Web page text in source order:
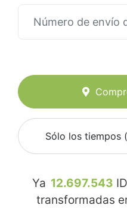
Sólo los tiempos
Ya 12.697.543
transformadas